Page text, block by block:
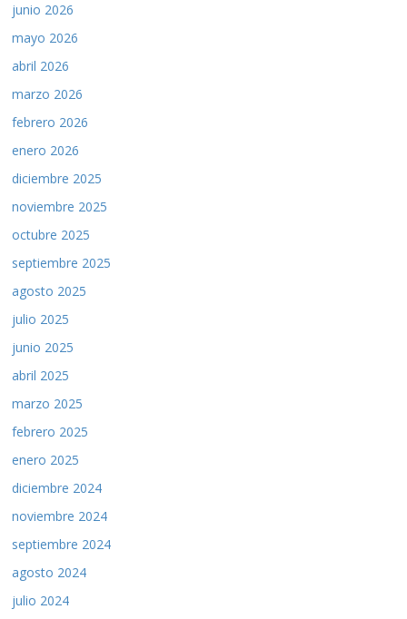
junio 2026
mayo 2026
abril 2026
marzo 2026
febrero 2026
enero 2026
diciembre 2025
noviembre 2025
octubre 2025
septiembre 2025
agosto 2025
julio 2025
junio 2025
abril 2025
marzo 2025
febrero 2025
enero 2025
diciembre 2024
noviembre 2024
septiembre 2024
agosto 2024
julio 2024